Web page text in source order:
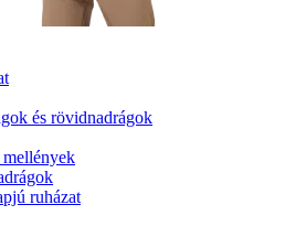
és rövidnadrágok
ruházat